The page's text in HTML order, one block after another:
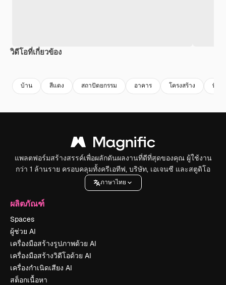
วิดีโอที่เกี่ยวข้อง
บ้าน สีแดง สถาปัตยกรรม อาคาร โครงสร้าง พื้นผิ
แพลตฟอร์มสร้างสรรค์เพื่อผลักดันผลงานที่ดีที่สุดของคุณ ผู้ใช้งาน
กว่า 1 ล้านราย ครอบคลุมทั้งครีเอทีฟ, บริษัท, เอเจนซี และสตูดิโอ
ภาษาไทย
ผลิตภัณฑ์
Spaces
ผู้ช่วย AI
เครื่องมือสร้างรูปภาพด้วย AI
เครื่องมือสร้างวิดีโอด้วย AI
เครื่องกำเนิดเสียง AI
สต็อกเนื้อหา